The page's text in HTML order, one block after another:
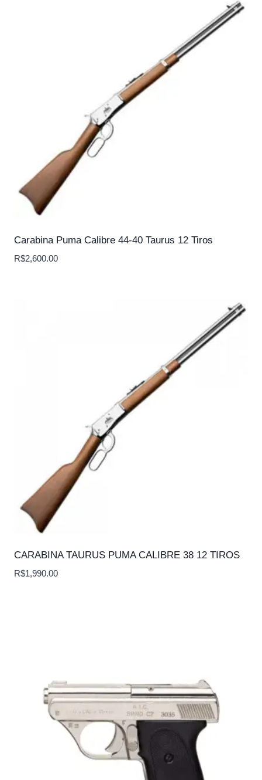
Carabina Puma Calibre 44-40 Taurus 12 Tiros
R$2,600.00
CARABINA TAURUS PUMA CALIBRE 38 12 TIROS
R$1,990.00